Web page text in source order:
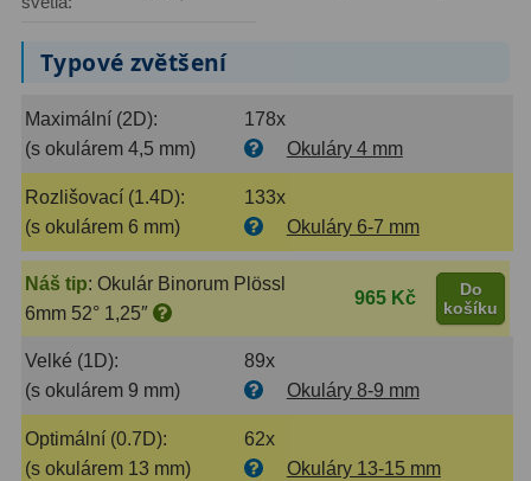
ornitologie17
Monokuláry20
Dárkové1
Binokulární dalekohledy285
Astronomické44
Lovecké a turistické
Univerzální 38
Typové zvětšení
Maximální (2D):
178x
(s okulárem 4,5 mm)
Okuláry 4 mm
Rozlišovací (1.4D):
133x
(s okulárem 6 mm)
Okuláry 6-7 mm
Náš tip: Okulár Binorum Plössl
6mm 52° 1,25″
965 Kč
Do
košíku
Velké (1D):
89x
(s okulárem 9 mm)
Okuláry 8-9 mm
Optimální (0.7D):
62x
(s okulárem 13 mm)
Okuláry 13-15 mm